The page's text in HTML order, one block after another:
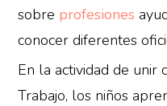
sobre profesiones
conocer diferentes
En la actividad de unir
Trabajo, los niños